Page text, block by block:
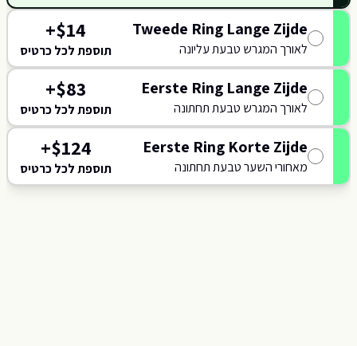
NORTH 114
115
413
414
816
415
Tweede Ring Lange Zijde
לאורך המגרש טבעת עליונה
$14
+
תוספת לכל כרטיס
Eerste Ring Lange Zijde
לאורך המגרש טבעת תחתונה
$83
+
תוספת לכל כרטיס
Eerste Ring Korte Zijde
מאחורי השער טבעת תחתונה
$124
+
תוספת לכל כרטיס